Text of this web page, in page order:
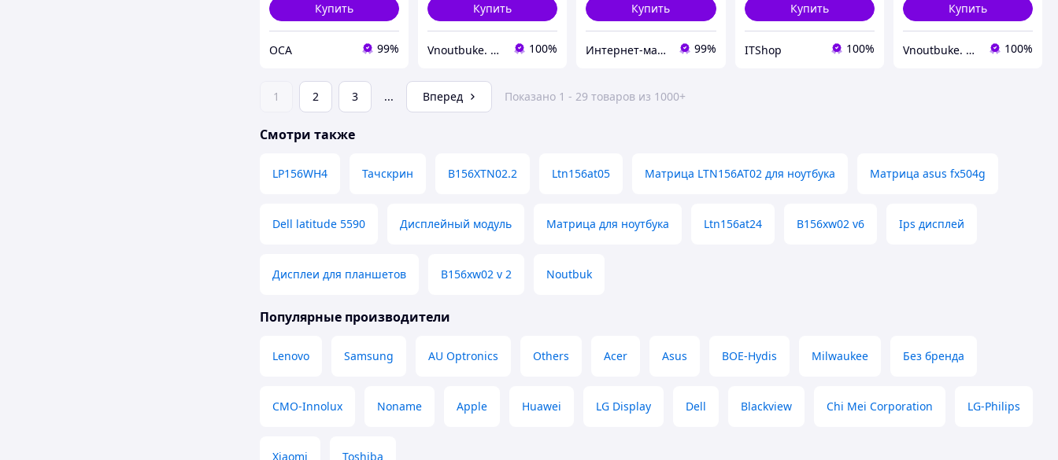
Купить
OCA 99%
Купить
Vnoutbuke. Запчастини для ноутбуків опт - роздріб ! 100%
Купить
Интернет-магазин "SmartPart" 99%
Купить
ITShop 100%
Купить
Vnoutbuke. Запчастини для ноутбуків опт - роздріб ! 100%
1 2 3 ... Вперед Показано 1 - 29 товаров из 1000+
Смотри также
LP156WH4 Тачскрин B156XTN02.2 Ltn156at05 Матрица LTN156AT02 для ноутбука Матрица asus fx504g
Dell latitude 5590 Дисплейный модуль Матрица для ноутбука Ltn156at24 B156xw02 v6 Ips дисплей
Дисплеи для планшетов B156xw02 v 2 Noutbuk
Популярные производители
Lenovo Samsung AU Optronics Others Acer Asus BOE-Hydis Milwaukee Без бренда
CMO-Innolux Noname Apple Huawei LG Display Dell Blackview Chi Mei Corporation LG-Philips
Xiaomi Toshiba